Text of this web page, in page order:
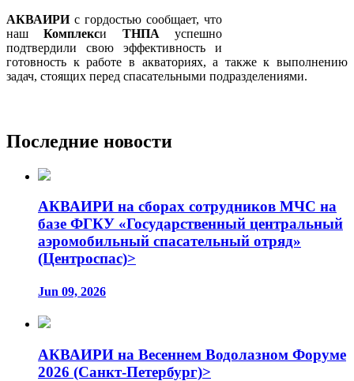
АКВАИРИс гордостью сообщает, что
нашКомплекси ТНПАуспешно
подтвердили свою эффективность и
готовность к работе в акваториях, а также к выполнению
задач, стоящих перед спасательными подразделениями.
Последние новости
АКВАИРИ на сборах сотрудников МЧС на
базе ФГКУ «Государственный центральный
аэромобильный спасательный отряд»
(Центроспас)>
Jun 09, 2026
АКВАИРИ на Весеннем Водолазном Форуме
2026 (Санкт-Петербург)>